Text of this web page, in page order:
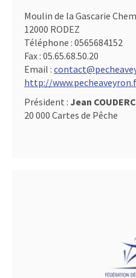
Moulin de la Gascarie
12000 RODEZ
Téléphone : 0565684152
Fax : 05.65.68.50.20
Email :
http://
Président : Jean COUDERC
20 000 Cartes de Pêche